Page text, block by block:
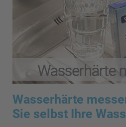
Wasserhärte
Sie selbst Ihre